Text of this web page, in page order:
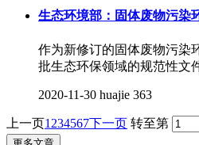
生态环境部：固体废物污染
作为新修订的固体废物污染
批生态环保领域的规范性文
2020-11-30 huajie 363
上一页1 234567下一页 转至第
更多文章